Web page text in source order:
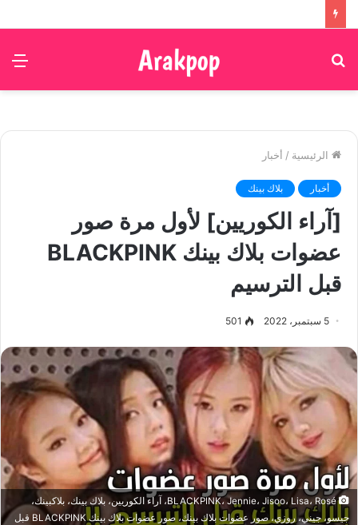
الرئيسية / أخبار
أخبار بلاك بينك
[آراء الكوريين] لأول مرة صور
عضوات بلاك بينك BLACKPINK
قبل الترسيم
5 سبتمبر، 2022 501
BLACKPINK، Jennie، Jisoo، Lisa، Rosé، آراء الكوريين، بلاك بينك، بلاكبينك،
جيسو، جيني، روزي، صور عضوات بلاك بينك، صور عضوات بلاك بينك BLACKPINK قبل